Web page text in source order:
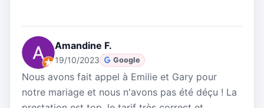
Amandine F.
19/10/2023 Google
Nous avons fait appel à Emilie et Gary pour
notre mariage et nous n'avons pas été déçu ! La